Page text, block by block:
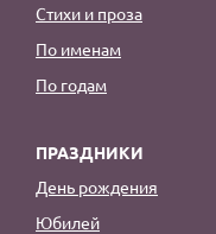
Стихи и проза
По именам
По годам
ПРАЗДНИКИ
День рождения
Юбилей